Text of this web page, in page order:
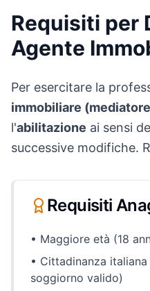
Requisiti per
Agente
Per esercitare la
immobiliare
l'abilitazione ai sensi
successive modifiche.
Requisiti
• Maggiore età (18
• Cittadinanza
soggiorno valido)